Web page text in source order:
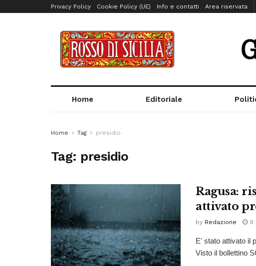
Privacy Policy Cookie Policy (UE) Info e contatti Area riservata
Home Editoriale
Home Tag presidio
Tag: presidio
Ragusa:
attivato
by Redazione 9
E' stato attivato il
Visto il bollettino